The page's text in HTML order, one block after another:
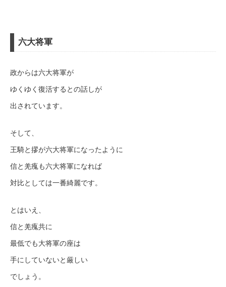
六大将軍
政からは六大将軍が
ゆくゆく復活するとの話しが
出されています。
そして、
王騎と摎が六大将軍になったように
信と羌瘣も六大将軍になれば
対比としては一番綺麗です。
とはいえ、
信と羌瘣共に
最低でも大将軍の座は
手にしていないと厳しい
でしょう。